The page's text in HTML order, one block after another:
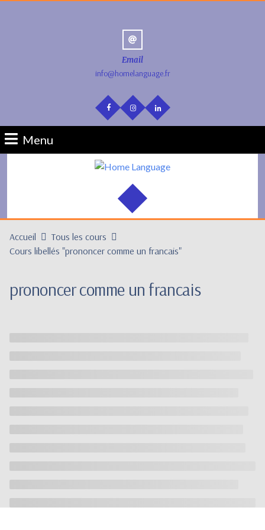
Email
info@homelanguage.fr
Menu
Accueil
Tous les cours
Cours libellés "prononcer comme un francais"
prononcer comme un francais